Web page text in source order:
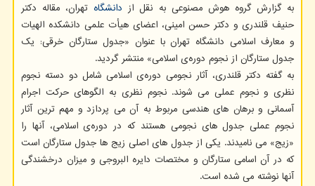
به گزارش گروه هوش مصنوعی به نقل از دانشگاه تهران، مقاله دکتر
حنیف قلندری و دکتر حسن امینی، اعضای هیأت علمی دانشکده الهیات
و معارف اسلامی دانشگاه تهران با عنوان «جدول ستارگان خرقی: یک
جدول ستارگان از نجوم دوره‌ی اسلامی» منتشر گردید.
به گفته دکتر قلندری، آثار نجومی دوره‌ی اسلامی شامل دو دسته نجوم
نظری و نجوم عملی می شوند. نجوم نظری به الگوهای حرکت اجرام
آسمانی و برهان های هندسی مربوط به آن می پردازد و مهم ترین آثار
نجوم عملی جدول های نجومی هستند که در دوره‌ی اسلامی، آنها را
«زیج» می نامیدند. یکی از جدول های اصلی زیج ها جدول ستارگان است
که در آن اسامی ستارگان و مختصات دایره البروجی و میزان درخشندگی
آنها نوشته می شده است.